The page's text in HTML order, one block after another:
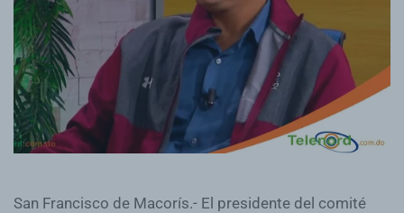
San Francisco de Macorís.- El presidente del comité